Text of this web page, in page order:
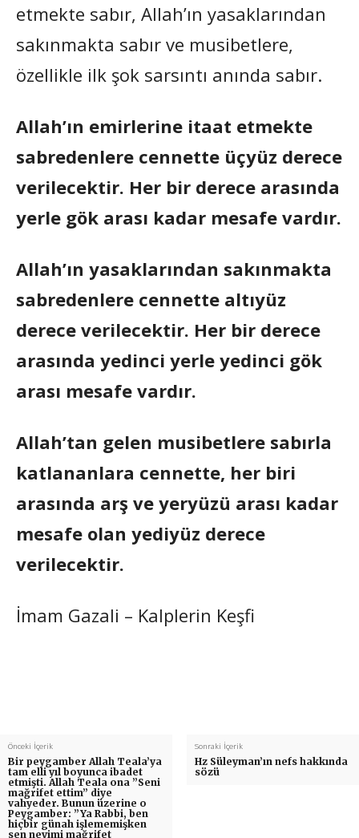
etmekte sabır, Allah’ın yasaklarından
sakınmakta sabır ve musibetlere,
özellikle ilk şok sarsıntı anında sabır.
Allah’ın emirlerine itaat etmekte
sabredenlere cennette üçyüz derece
verilecektir. Her bir derece arasında
yerle gök arası kadar mesafe vardır.
Allah’ın yasaklarından sakınmakta
sabredenlere cennette altıyüz
derece verilecektir. Her bir derece
arasında yedinci yerle yedinci gök
arası mesafe vardır.
Allah’tan gelen musibetlere sabırla
katlananlara cennette, her biri
arasında arş ve yeryüzü arası kadar
mesafe olan yediyüz derece
verilecektir.
İmam Gazali – Kalplerin Keşfi
Önceki İçerik
Bir peygamber Allah Teala’ya
tam elli yıl boyunca ibadet
etmişti. Allah Teala ona ”Seni
mağrifet ettim” diye
vahyeder. Bunun üzerine o
Peygamber: ”Ya Rabbi, ben
hiçbir günah işlememişken
sen neyimi mağrifet
Sonraki İçerik
Hz Süleyman’ın nefs hakkında
sözü